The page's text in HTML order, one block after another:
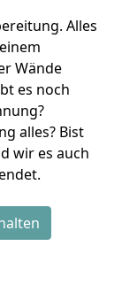
Alles
Wände
es noch
alles? Bist
wir es auch